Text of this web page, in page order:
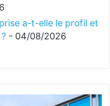
a-t-elle le profil et
- 04/08/2026